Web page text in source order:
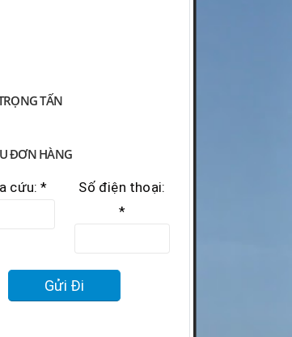
TẤN
ĐƠN HÀNG
cứu: *
Số điện thoại:
*